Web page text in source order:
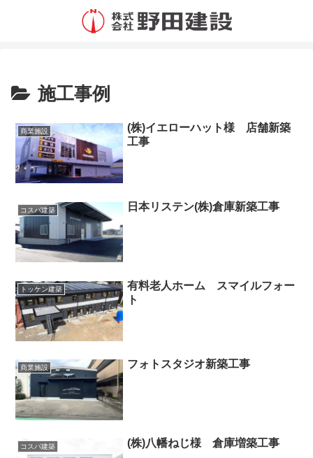
施工事例
商業施設
(株)イエローハット様 店舗新築
工事
コスパ建築 日本リステン(株)倉庫新築工事
トッケン建築
有料老人ホーム スマイルフォー
ト
商業施設 フォトスタジオ新築工事
コスパ建築 (株)八幡ねじ様 倉庫増築工事